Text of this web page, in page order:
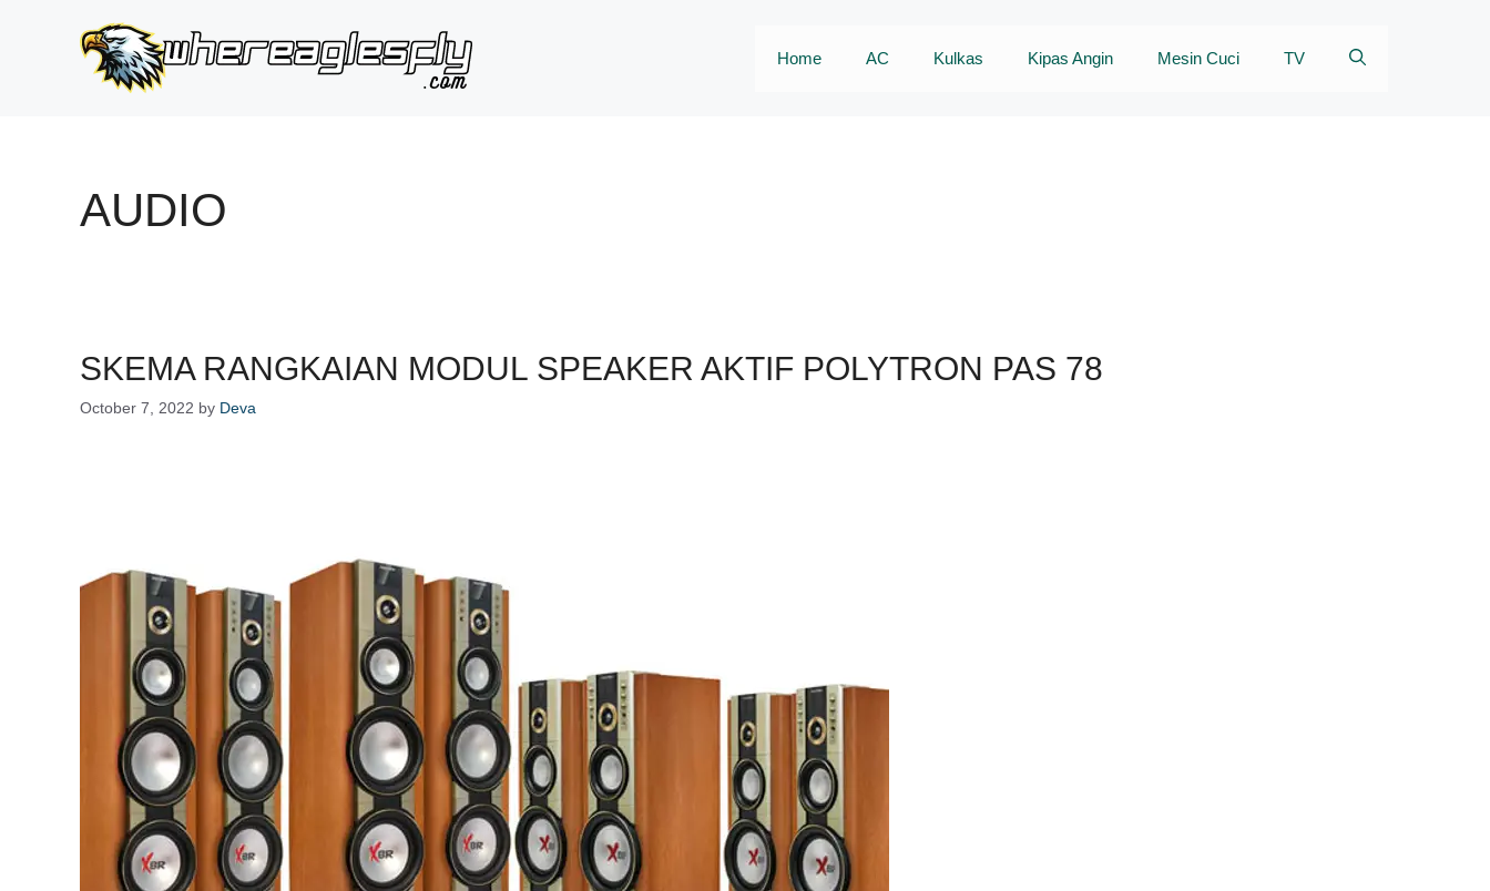
Home AC Kulkas Kipas Angin Mesin Cuci TV
AUDIO
SKEMA RANGKAIAN MODUL SPEAKER AKTIF POLYTRON PAS 78
October 7, 2022 by Deva